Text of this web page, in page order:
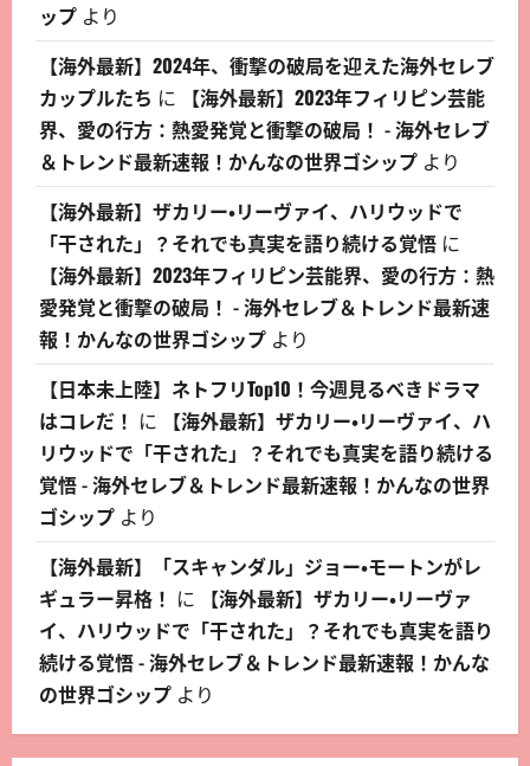
ップ より
【海外最新】2024年、衝撃の破局を迎えた海外セレブ
カップルたち に
【海外最新】2023年フィリピン芸能
界、愛の行方：熱愛発覚と衝撃の破局！ - 海外セレブ
＆トレンド最新速報！かんなの世界ゴシップ より
【海外最新】ザカリー・リーヴァイ、ハリウッドで
「干された」？それでも真実を語り続ける覚悟 に
【海外最新】2023年フィリピン芸能界、愛の行方：熱
愛発覚と衝撃の破局！ - 海外セレブ＆トレンド最新速
報！かんなの世界ゴシップ より
【日本未上陸】ネトフリTop10！今週見るべきドラマ
はコレだ！ に
【海外最新】ザカリー・リーヴァイ、ハ
リウッドで「干された」？それでも真実を語り続ける
覚悟 - 海外セレブ＆トレンド最新速報！かんなの世界
ゴシップ より
【海外最新】「スキャンダル」ジョー・モートンがレ
ギュラー昇格！ に
【海外最新】ザカリー・リーヴァ
イ、ハリウッドで「干された」？それでも真実を語り
続ける覚悟 - 海外セレブ＆トレンド最新速報！かんな
の世界ゴシップ より